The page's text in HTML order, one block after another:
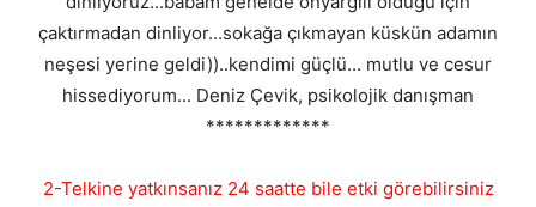
çaktırmadan dinliyor...sokağa çıkmayan küskün adamın
neşesi yerine geldi))..kendimi güçlü... mutlu ve cesur
hissediyorum... Deniz Çevik, psikolojik danışman
*************
2-Telkine yatkınsanız 24 saatte bile etki görebilirsiniz